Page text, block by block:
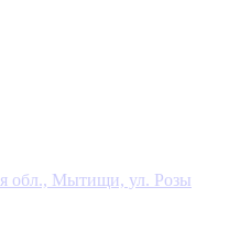
обл., Мытищи, ул. Розы